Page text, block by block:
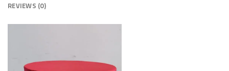
REVIEWS (0)